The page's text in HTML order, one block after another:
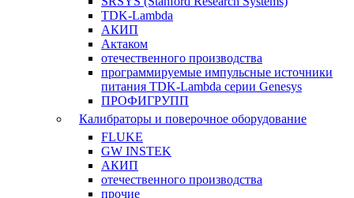
TDK-Lambda
АКИП
Актаком
отечественного производства
программируемые импульсные источники
питания TDK-Lambda серии Genesys
ПРОФИГРУПП
Калибраторы и поверочное оборудование
FLUKE
GW INSTEK
АКИП
отечественного производства
прочие